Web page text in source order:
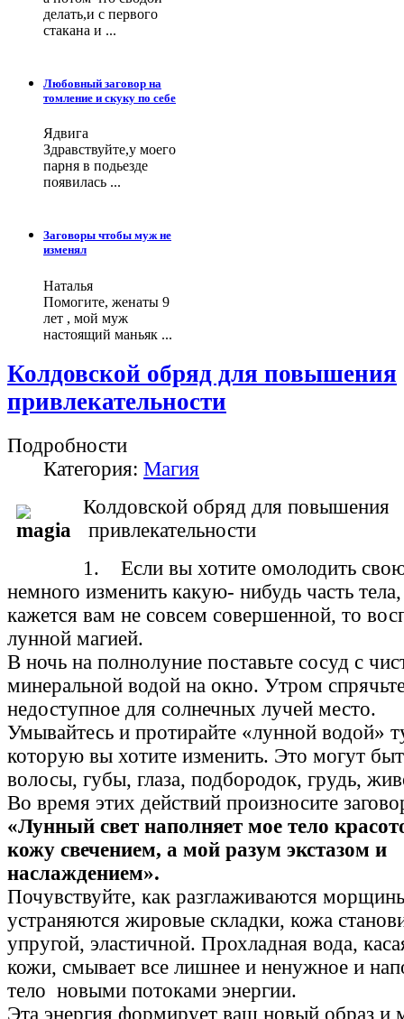
делать,и с первого
стакана и ...
Любовный заговор на
томление и скуку по себе
Ядвига
Здравствуйте,у моего
парня в подьезде
появилась ...
Заговоры чтобы муж не
изменял
Наталья
Помогите, женаты 9
лет , мой муж
настоящий маньяк ...
Колдовской обряд для повышения
привлекательности
Подробности
Категория: Магия
Колдовской обряд для
привлекательности
1. Если вы хотите омолодить
немного изменить какую- нибудь часть
кажется вам не совсем совершенной, то
лунной магией.
В ночь на полнолуние поставьте сосуд с
минеральной водой на окно. Утром
недоступное для солнечных лучей место.
Умывайтесь и протирайте «лунной водой»
которую вы хотите изменить. Это могут
волосы, губы, глаза, подбородок, грудь,
Во время этих действий произносите
«Лунный свет наполняет мое тело
кожу свечением, а мой разум экстазом и
наслаждением».
Почувствуйте, как разглаживаются
устраняются жировые складки, кожа
упругой, эластичной. Прохладная вода,
кожи, смывает все лишнее и ненужное и
тело новыми потоками энергии.
Эта энергия формирует ваш новый образ и